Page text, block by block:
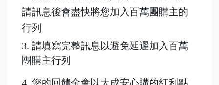
請訊息後會盡快將您加入百萬團購主的
行列
3. 請填寫完整訊息以避免延遲加入百萬
團購主行列
4. 您的回饋金會以大成安心購的紅利點